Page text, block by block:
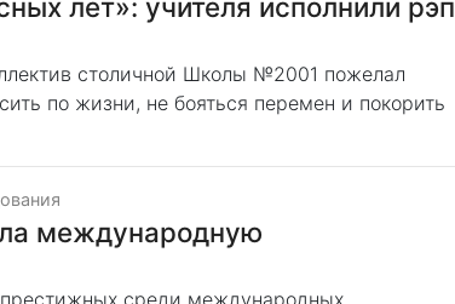
лет»: учителя исполнили рэп
столичной Школы №2001 пожелал
по жизни, не бояться перемен и покорить
международную
среди международных